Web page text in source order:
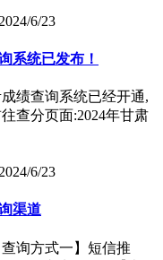
2024/6/23
系统已发布！
绩查询系统已经开通,
查分页面:2024年甘肃
2024/6/23
渠道
询方式一】短信推